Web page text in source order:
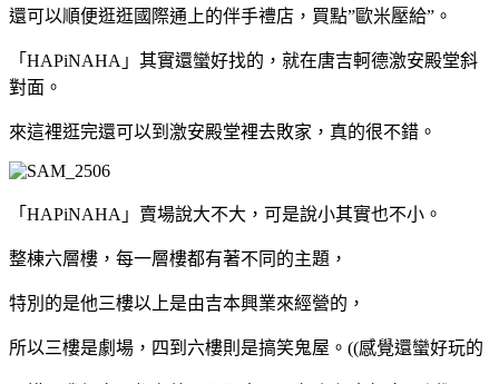
還可以順便逛逛國際通上的伴手禮店，買點”歐米壓給”。
「HAPiNAHA」其實還蠻好找的，就在唐吉軻德激安殿堂斜
對面。
來這裡逛完還可以到激安殿堂裡去敗家，真的很不錯。
「HAPiNAHA」賣場說大不大，可是說小其實也不小。
整棟六層樓，每一層樓都有著不同的主題，
特別的是他三樓以上是由吉本興業來經營的，
所以三樓是劇場，四到六樓則是搞笑鬼屋。((感覺還蠻好玩的